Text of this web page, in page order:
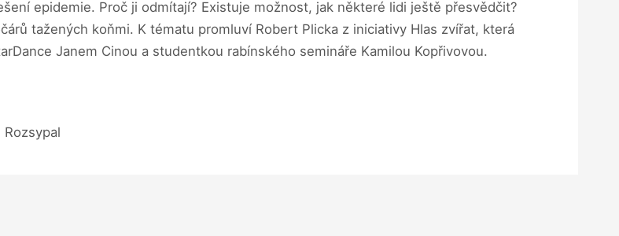
epidemie. Proč ji odmítají? Existuje možnost, jak některé lidi ještě přesvědčit?
tažených koňmi. K tématu promluví Robert Plicka z iniciativy Hlas zvířat, která
Janem Cinou a studentkou rabínského semináře Kamilou Kopřivovou.